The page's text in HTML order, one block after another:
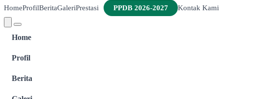
HomeProfilBeritaGaleriPrestasi PPDB 2026-2027 Kontak Kami
Home
Profil
Berita